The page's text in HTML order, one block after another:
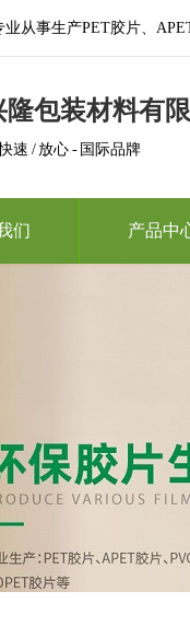
从事生产PET胶片、
包装材料有
速 / 放心 - 国际品牌
们 产品中